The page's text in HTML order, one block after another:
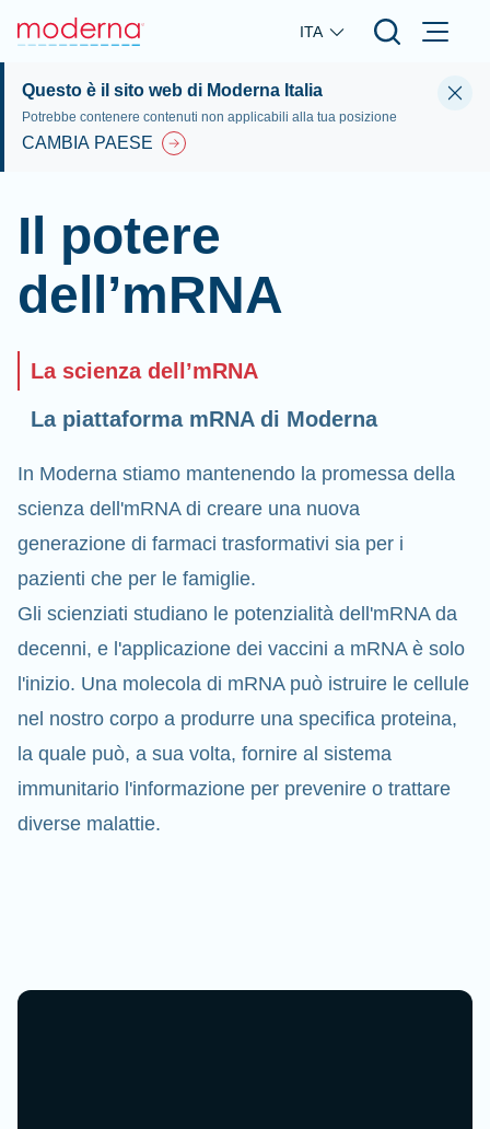
Skip to main content
ITA
Questo è il sito web di Moderna Italia
Potrebbe contenere contenuti non applicabili alla tua posizione
CAMBIA PAESE
Il potere
dell’mRNA
La scienza dell’mRNA
La piattaforma mRNA di Moderna
In Moderna stiamo mantenendo la promessa della
scienza dell'mRNA di creare una nuova
generazione di farmaci trasformativi sia per i
pazienti che per le famiglie.
Gli scienziati studiano le potenzialità dell'mRNA da
decenni, e l'applicazione dei vaccini a mRNA è solo
l'inizio. Una molecola di mRNA può istruire le cellule
nel nostro corpo a produrre una specifica proteina,
la quale può, a sua volta, fornire al sistema
immunitario l'informazione per prevenire o trattare
diverse malattie.